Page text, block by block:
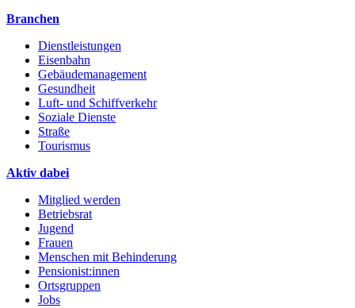
Branchen
Dienstleistungen
Eisenbahn
Gebäudemanagement
Gesundheit
Luft- und Schiffverkehr
Soziale Dienste
Straße
Tourismus
Aktiv dabei
Mitglied werden
Betriebsrat
Jugend
Frauen
Menschen mit Behinderung
Pensionist:innen
Ortsgruppen
Jobs